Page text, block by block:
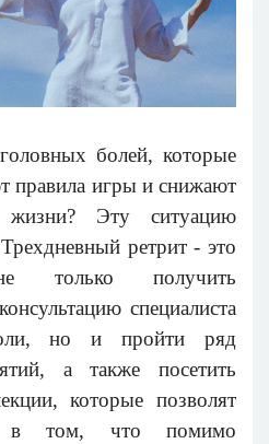
болей, которые
правила игры и снижают
жизни? Эту ситуацию
ретрит - это
только получить
специалиста
но и пройти ряд
а также посетить
которые позволят
в том, что помимо